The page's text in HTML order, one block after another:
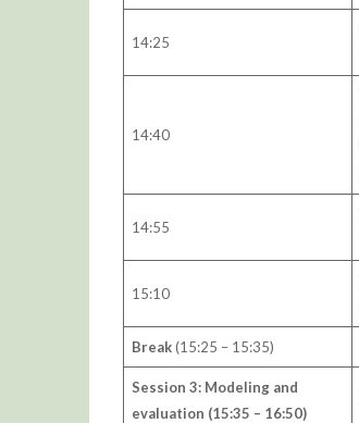
14:25
14:40
14:55
15:10
Break(15:25 – 15:35)
Session 3: Modeling and
evaluation (15:35 – 16:50)